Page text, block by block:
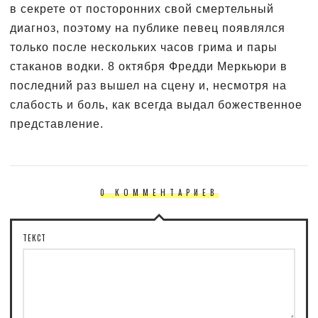
в секрете от посторонних свой смертельный
диагноз, поэтому на публике певец появлялся
только после нескольких часов грима и пары
стаканов водки. 8 октября Фредди Меркьюри в
последний раз вышел на сцену и, несмотря на
слабость и боль, как всегда выдал божественное
представление.
0 КОММЕНТАРИЕВ
ТЕКСТ